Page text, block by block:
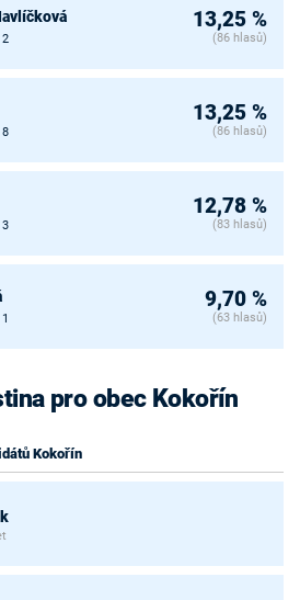
2
13,25 %
(86 hlasů)
8
13,25 %
(86 hlasů)
3
12,78 %
(83 hlasů)
9,70 %
(63 hlasů)
pro obec Kokořín
Kokořín